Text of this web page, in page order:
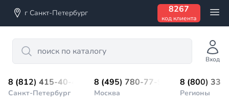
г Санкт-Петербург 8267
код клиента
Search
Вход
8 (812) 415-40-45
Санкт-Петербург
8 (495) 780-77-98
Москва
8 (800)
Регионы